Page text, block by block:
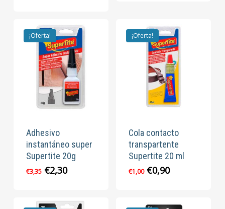
€1,20.€0,90.
¡Oferta!
Adhesivo
instantáneo super
Supertite 20g
€3,35 El
era:
€2,30El
es:
¡Oferta!
Cola contacto
transpartente
Supertite 20 ml
€1,00 El
era:
€0,90El
es: